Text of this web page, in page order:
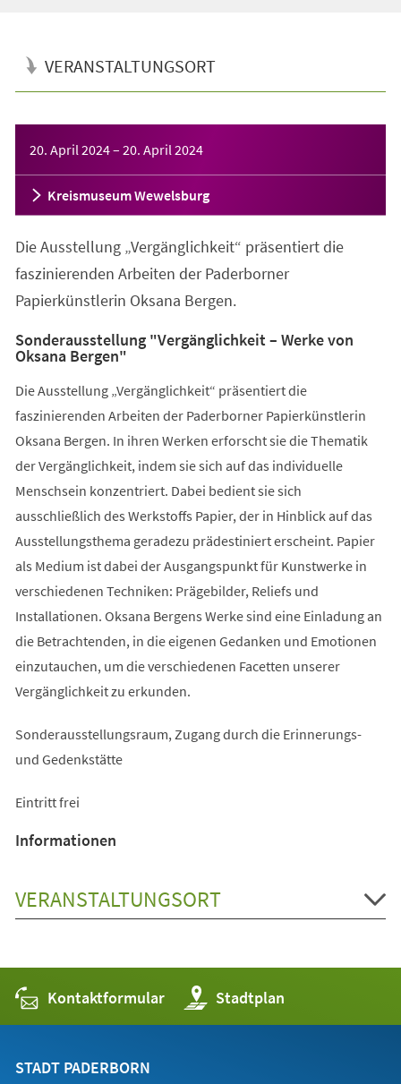
VERANSTALTUNGSORT
20. April 2024– 20. April 2024
Kreismuseum Wewelsburg
Die Ausstellung „Vergänglichkeit“ präsentiert die
faszinierenden Arbeiten der Paderborner
Papierkünstlerin Oksana Bergen.
Sonderausstellung "Vergänglichkeit – Werke von
Oksana Bergen"
Die Ausstellung „Vergänglichkeit“ präsentiert die
faszinierenden Arbeiten der Paderborner Papierkünstlerin
Oksana Bergen. In ihren Werken erforscht sie die Thematik
der Vergänglichkeit, indem sie sich auf das individuelle
Menschsein konzentriert. Dabei bedient sie sich
ausschließlich des Werkstoffs Papier, der in Hinblick auf das
Ausstellungsthema geradezu prädestiniert erscheint. Papier
als Medium ist dabei der Ausgangspunkt für Kunstwerke in
verschiedenen Techniken: Prägebilder, Reliefs und
Installationen. Oksana Bergens Werke sind eine Einladung an
die Betrachtenden, in die eigenen Gedanken und Emotionen
einzutauchen, um die verschiedenen Facetten unserer
Vergänglichkeit zu erkunden.
Sonderausstellungsraum, Zugang durch die Erinnerungs-
und Gedenkstätte
Eintritt frei
Informationen
VERANSTALTUNGSORT
Kontaktformular Stadtplan
(Öffnet
in
einem
STADT PADERBORN